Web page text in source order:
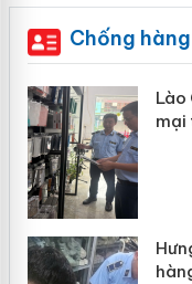
Chống
Lào
mại